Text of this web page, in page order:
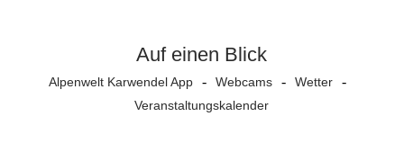
Auf einen Blick
Alpenwelt Karwendel App Webcams
Wetter
Veranstaltungs­kalender